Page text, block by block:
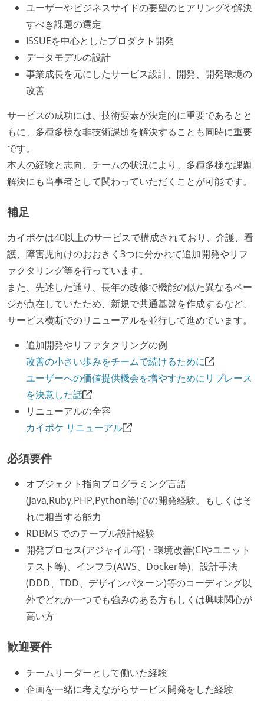
ユーザーやビジネスサイドの要望のヒアリングや解決
すべき課題の選定
ISSUEを中心としたプロダクト開発
データモデルの設計
事業成長を元にしたサービス設計、開発、開発環境の
改善
サービスの成功には、技術要素が決定的に重要であるとと
もに、多種多様な非技術課題を解決することも同時に重要
です。
本人の経験と志向、チームの状況により、多種多様な課題
解決にも当事者として関わっていただくことが可能です。
補足
カイポケは40以上のサービスで構成されており、介護、看
護、障害児向けのおおきく3つに分かれて追加開発やリフ
ァクタリング等を行っています。
また、先述した通り、長年の改修で機能の似た異なるペー
ジが点在していたため、新規で共通基盤を作成するなど、
サービス横断でのリニューアルを並行して進めています。
追加開発やリファタクリングの例
改善の小さい歩みをチームで続けるために
ユーザーへの価値提供機会を増やすためにリプレース
を決意した話
リニューアルの全容
カイポケ リニューアル
必須要件
オブジェクト指向プログラミング言語
(Java,Ruby,PHP,Python等)での開発経験。もしくはそ
れに相当する能力
RDBMS でのテーブル設計経験
開発プロセス(アジャイル等)・環境改善(CIやユニット
テスト等)、インフラ(AWS、Docker等)、設計手法
(DDD、TDD、デザインパターン)等のコーディング以
外でどれか一つでも強みのある方もしくは興味関心が
高い方
歓迎要件
チームリーダーとして働いた経験
企画を一緒に考えながらサービス開発をした経験